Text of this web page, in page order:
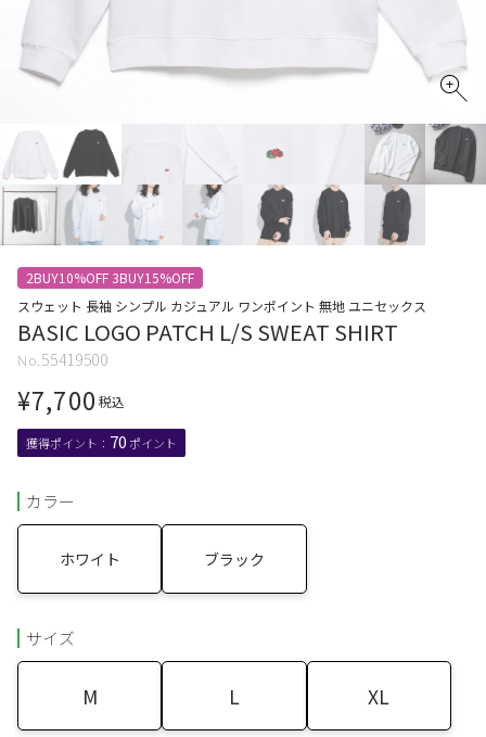
2BUY10%OFF 3BUY15%OFF
スウェット 長袖 シンプル カジュアル ワンポイント 無地 ユニセックス
BASIC LOGO PATCH L/S SWEAT SHIRT
55419500
¥7,700 税込
70
カラー
ホワイト ブラック
サイズ
M L XL